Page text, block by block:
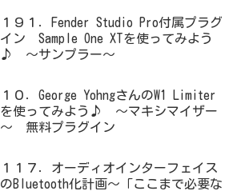
１９１．Fender Studio Pro付属プラグ
イン Sample One XTを使ってみよう
♪ ～サンプラー～
１０．George YohngさんのW1 Limiter
を使ってみよう♪ ～マキシマイザー
～ 無料プラグイン
１１７．オーディオインターフェイス
のBluetooth化計画～「ここまで必要な